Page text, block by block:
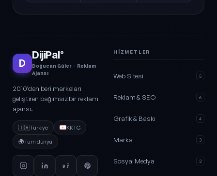
D
DijiPal®
Doğucan Güler · Reklam
Ajansı
2010'dan beri markaları
geliştiren bağımsız bir reklam
ajansı.
🇹🇷Türkiye
KKTC
🌍Tüm dünya
HIZMETLER
Web Sitesi 5
Reklam & SEO 6
Grafik & Baskı 4
Marka 3
Sosyal Medya 2